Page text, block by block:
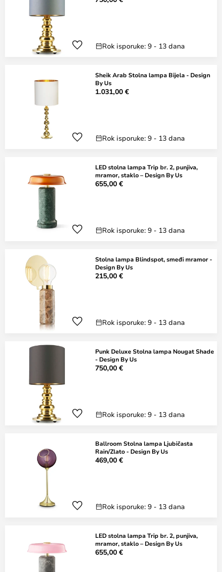
Rok isporuke: 9 - 13 dana
Sheik Arab Stolna lampa Bijela - Design
By Us
1.031,00 €
Rok isporuke: 9 - 13 dana
LED stolna lampa Trip br. 2, punjiva,
mramor, staklo – Design By Us
655,00 €
Rok isporuke: 9 - 13 dana
Stolna lampa Blindspot, smeđi mramor -
Design By Us
215,00 €
Rok isporuke: 9 - 13 dana
Punk Deluxe Stolna lampa Nougat Shade
- Design By Us
750,00 €
Rok isporuke: 9 - 13 dana
Ballroom Stolna lampa Ljubičasta
Rain/Zlato - Design By Us
469,00 €
Rok isporuke: 9 - 13 dana
LED stolna lampa Trip br. 2, punjiva,
mramor, staklo – Design By Us
655,00 €